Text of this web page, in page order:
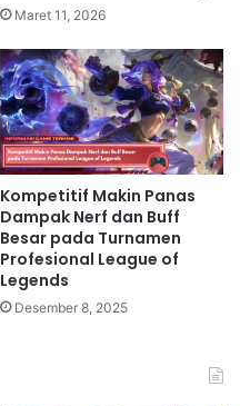
Maret 11, 2026
Kompetitif Makin Panas
Dampak Nerf dan Buff
Besar pada Turnamen
Profesional League of
Legends
Desember 8, 2025